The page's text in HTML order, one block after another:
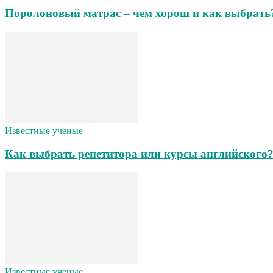
Поролоновый матрас – чем хорош и как
Известные ученые
Как выбрать репетитора или курсы английского?